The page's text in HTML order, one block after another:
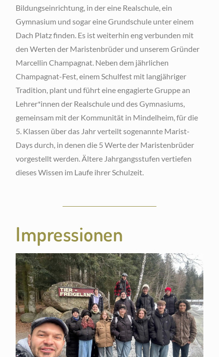
Bildungseinrichtung, in der eine Realschule, ein
Gymnasium und sogar eine Grundschule unter einem
Dach Platz finden. Es ist weiterhin eng verbunden mit
den Werten der Maristenbrüder und unserem Gründer
Marcellin Champagnat. Neben dem jährlichen
Champagnat-Fest, einem Schulfest mit langjähriger
Tradition, plant und führt eine engagierte Gruppe an
Lehrer*innen der Realschule und des Gymnasiums,
gemeinsam mit der Kommunität in Mindelheim, für die
5. Klassen über das Jahr verteilt sogenannte Marist-
Days durch, in denen die 5 Werte der Maristenbrüder
vorgestellt werden. Ältere Jahrgangsstufen vertiefen
dieses Wissen im Laufe ihrer Schulzeit.
Impressionen